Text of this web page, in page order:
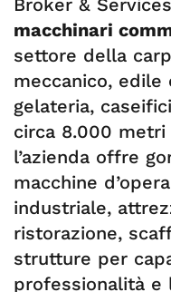
Broker &
macchinari
settore della
meccanico, edile
gelateria,
circa 8.000
l’azienda offre
macchine
industriale,
ristorazione,
strutture per
professionalità e